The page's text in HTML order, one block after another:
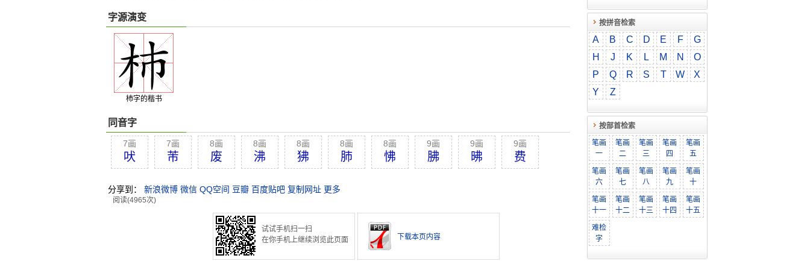
字源演变
杮字的楷书
同音字
7画
吠
7画
芾
8画
废
8画
沸
8画
狒
8画
肺
8画
怫
9画
胇
9画
昲
9画
费
分享到： 新浪微博 微信 QQ空间 豆瓣 百度贴吧 复制网址 更多
阅读(4965次)
试试手机扫一扫
在你手机上继续浏览此页面
下载本页内容
按拼音检索
A B C D E F
G
H
J K L M N
O
P
Q R S T W
X
Y
Z
按部首检索
笔画
一
笔画
二
笔画
三
笔画
四
笔画
五
笔画
六
笔画
七
笔画
八
笔画
九
笔画
十
笔画
十一
笔画
十二
笔画
十三
笔画
十四
笔画
十五
难检
字